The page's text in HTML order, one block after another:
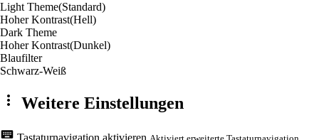
Light Theme(Standard)
Hoher Kontrast(Hell)
Dark Theme
Hoher Kontrast(Dunkel)
Blaufilter
Schwarz-Weiß
Weitere Einstellungen